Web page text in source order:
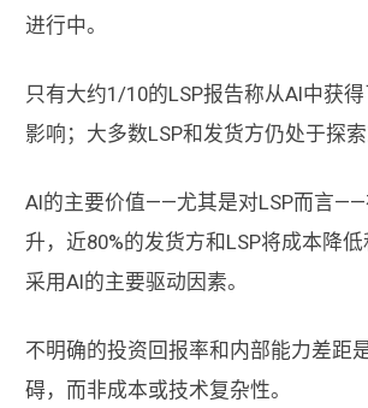
进行中。
只有大约1/10的LSP报告称从AI中获
影响；大多数LSP和发货方仍处于探索
AI的主要价值——尤其是对LSP而言
升，近80%的发货方和LSP将成本降
采用AI的主要驱动因素。
不明确的投资回报率和内部能力差距
碍，而非成本或技术复杂性。